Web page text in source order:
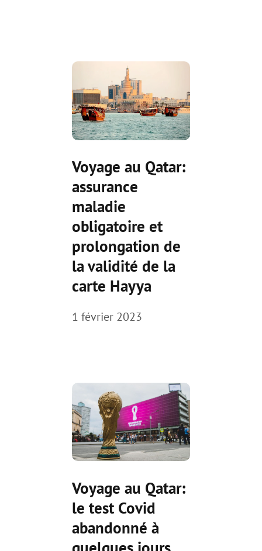
Voyage au Qatar:
assurance
maladie
obligatoire et
prolongation de
la validité de la
carte Hayya
1 février 2023
Voyage au Qatar:
le test Covid
abandonné à